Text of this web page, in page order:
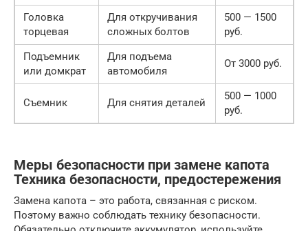
Головка
торцевая
Для откручивания
сложных болтов
500 — 1500
руб.
Подъемник
или домкрат
Для подъема
автомобиля
От 3000 руб.
Съемник Для снятия деталей
500 — 1000
руб.
Меры безопасности при замене капота
Техника безопасности, предостережения
Замена капота – это работа, связанная с риском.
Поэтому важно соблюдать технику безопасности.